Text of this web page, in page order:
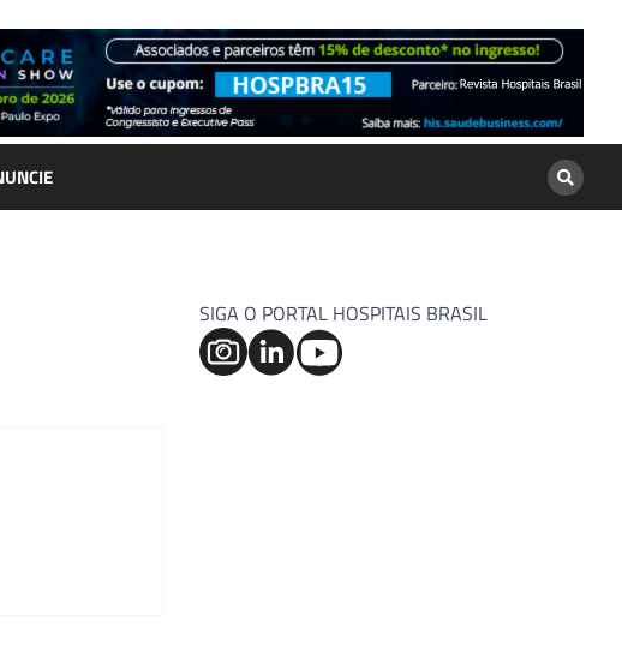
SIGA O PORTAL HOSPITAIS BRASIL